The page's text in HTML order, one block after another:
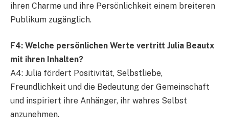
ihren Charme und ihre Persönlichkeit einem breiteren
Publikum zugänglich.
F4: Welche persönlichen Werte vertritt Julia Beautx
mit ihren Inhalten?
A4: Julia fördert Positivität, Selbstliebe,
Freundlichkeit und die Bedeutung der Gemeinschaft
und inspiriert ihre Anhänger, ihr wahres Selbst
anzunehmen.